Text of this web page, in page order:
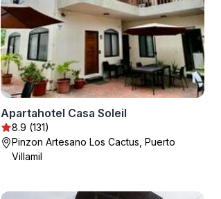
Apartahotel Casa Soleil
8.9 (131)
Pinzon Artesano Los Cactus, Puerto
Villamil